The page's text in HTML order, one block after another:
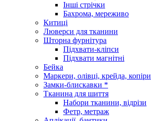
Інші стрічки
Бахрома, мереживо
Китиці
Люверси для тканини
Шторна фурнітура
Підхвати-кліпси
Підхвати магнітні
Бейка
Маркери, олівці, крейда, копіри
Замки-блискавки *
Тканина для шиття
Набори тканини, відрізи
Фетр, метраж